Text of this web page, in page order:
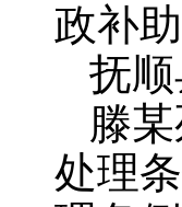
政补助
抚
滕
处理